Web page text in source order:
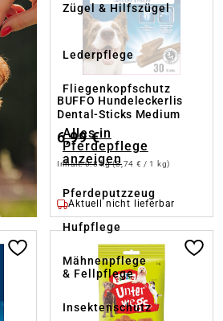
Zügel & Hilfszügel
Lederpflege
Fliegenkopfschutz
Alles in
Pferdepflege
anzeigen
Pferdeputzzeug
Hufpflege
Mähnenpflege
& Fellpflege
Insektenschutz
BUFFO Hundeleckerlis
Dental-Sticks Medium
6,99 €
Inhalt:0.8 kg(8,74 € / 1 kg)
Aktuell nicht lieferbar